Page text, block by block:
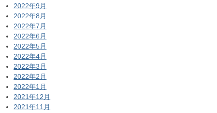
2022年9月
2022年8月
2022年7月
2022年6月
2022年5月
2022年4月
2022年3月
2022年2月
2022年1月
2021年12月
2021年11月